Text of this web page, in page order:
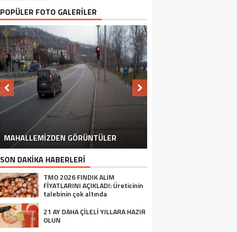
POPÜLER FOTO GALERİLER
MAHALLEMİZDEN GÖRÜNTÜLER
MAHALLEMİZDE ÇİLEK HASATI
MAHALLE OKULUMUZ
SON DAKİKA HABERLERİ
TMO 2026 FINDIK ALIM
FİYATLARINI AÇIKLADI: Üreticinin
talebinin çok altında
21 AY DAHA ÇİLELİ YILLARA HAZIR
OLUN